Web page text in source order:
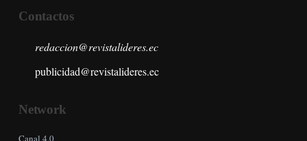
Contactos
redaccion@revistalideres.ec
publicidad@revistalideres.ec
Network
Canal 4.0